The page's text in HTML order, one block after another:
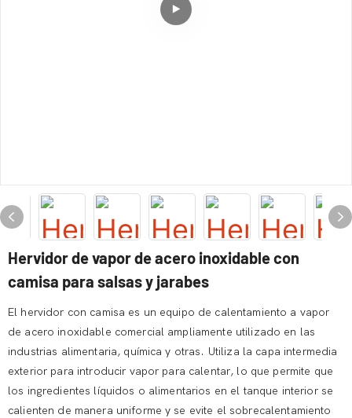
Hervidor de vapor de acero inoxidable con
camisa para salsas y jarabes
El hervidor con camisa es un equipo de calentamiento a vapor
de acero inoxidable comercial ampliamente utilizado en las
industrias alimentaria, química y otras. Utiliza la capa intermedia
exterior para introducir vapor para calentar, lo que permite que
los ingredientes líquidos o alimentarios en el tanque interior se
calienten de manera uniforme y se evite el sobrecalentamiento